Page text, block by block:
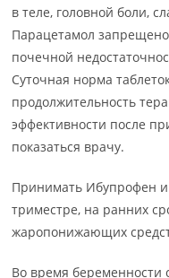
в теле, головной боли,
Парацетамол
почечной
Суточная норма
продолжительность
эффективности после
показаться врачу.
Принимать Ибупрофен
триместре, на ранних
жаропонижающих
Во время беременности